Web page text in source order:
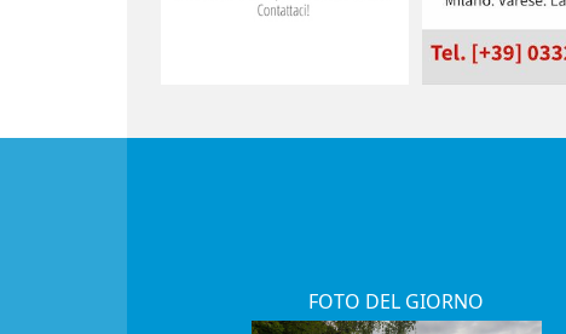
FOTO DEL GIORNO